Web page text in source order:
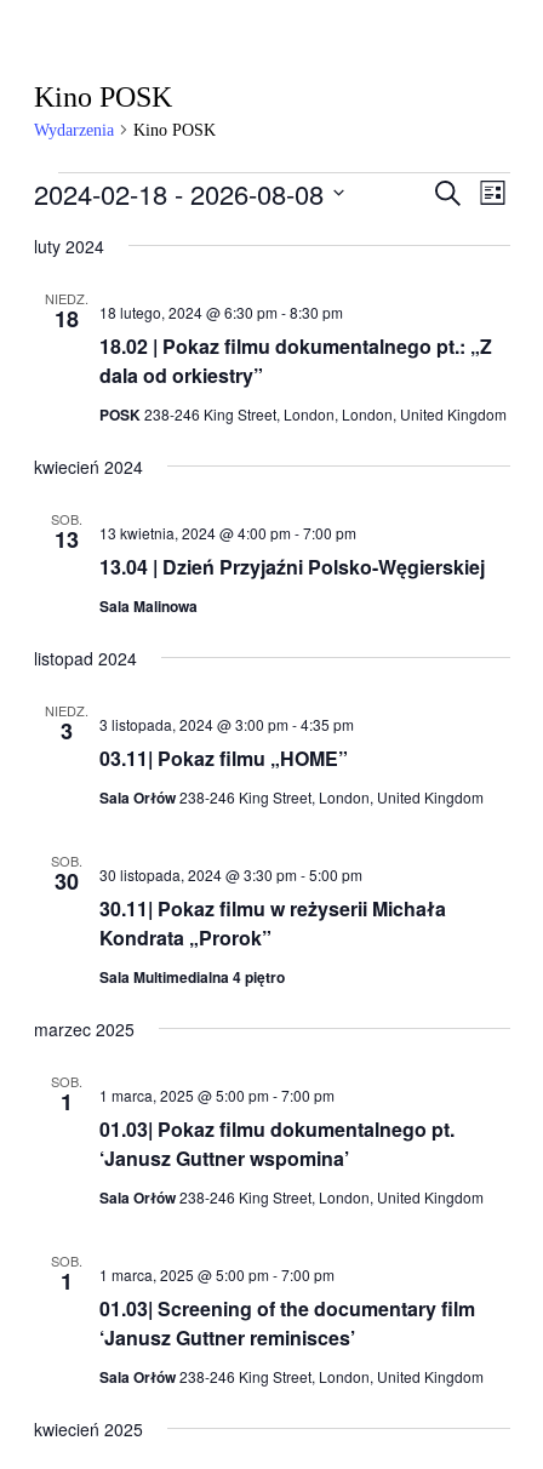
Kino POSK
Wydarzenia Kino POSK
Wydarzenia
po
widokach
Szukaj
Lista
2024-02-18 - 2026-08-08
datę.
luty 2024
NIEDZ.
18
18.02 | Pokaz filmu dokumentalnego pt.: „Z
dala od orkiestry”
18 lutego, 2024 @ 6:30 pm-8:30 pm
POSK238-246 King Street, London, London, United Kingdom
kwiecień 2024
SOB.
13
13.04 | Dzień Przyjaźni Polsko-Węgierskiej
13 kwietnia, 2024 @ 4:00 pm-7:00 pm
Sala Malinowa
listopad 2024
NIEDZ.
3
03.11| Pokaz filmu „HOME”
3 listopada, 2024 @ 3:00 pm-4:35 pm
Sala Orłów238-246 King Street, London, United Kingdom
SOB.
30
30.11| Pokaz filmu w reżyserii Michała
Kondrata „Prorok”
30 listopada, 2024 @ 3:30 pm-5:00 pm
Sala Multimedialna 4 piętro
marzec 2025
SOB.
1
01.03| Pokaz filmu dokumentalnego pt.
‘Janusz Guttner wspomina’
1 marca, 2025 @ 5:00 pm-7:00 pm
Sala Orłów238-246 King Street, London, United Kingdom
SOB.
1
01.03| Screening of the documentary film
‘Janusz Guttner reminisces’
1 marca, 2025 @ 5:00 pm-7:00 pm
Sala Orłów238-246 King Street, London, United Kingdom
kwiecień 2025